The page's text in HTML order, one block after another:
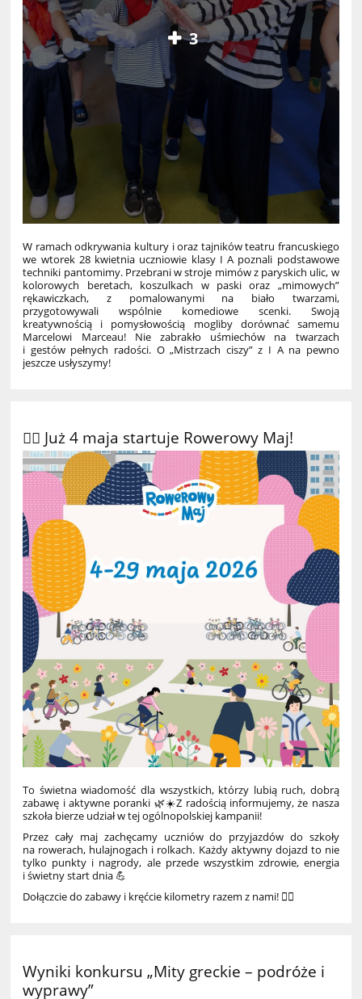
3
W ramach odkrywania kultury i oraz tajników teatru francuskiego
we wtorek 28 kwietnia uczniowie klasy I A poznali podstawowe
techniki pantomimy. Przebrani w stroje mimów z paryskich ulic, w
kolorowych beretach, koszulkach w paski oraz „mimowych”
rękawiczkach, z pomalowanymi na biało twarzami,
przygotowywali wspólnie komediowe scenki. Swoją
kreatywnością i pomysłowością mogliby dorównać samemu
Marcelowi Marceau! Nie zabrakło uśmiechów na twarzach
i gestów pełnych radości. O „Mistrzach ciszy” z I A na pewno
jeszcze usłyszymy!
🚴‍♀️ Już 4 maja startuje Rowerowy Maj!
To świetna wiadomość dla wszystkich, którzy lubią ruch, dobrą
zabawę i aktywne poranki 🌿☀️Z radością informujemy, że nasza
szkoła bierze udział w tej ogólnopolskiej kampanii!
Przez cały maj zachęcamy uczniów do przyjazdów do szkoły
na rowerach, hulajnogach i rolkach. Każdy aktywny dojazd to nie
tylko punkty i nagrody, ale przede wszystkim zdrowie, energia
i świetny start dnia 💪
Dołączcie do zabawy i kręćcie kilometry razem z nami! 🚴‍♂️
Wyniki konkursu „Mity greckie – podróże i
wyprawy”